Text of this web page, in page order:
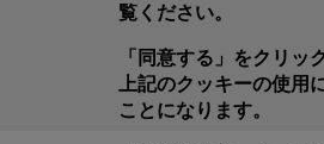
覧ください。
「同意する」をクリッ
上記のクッキーの使用
ことになります。